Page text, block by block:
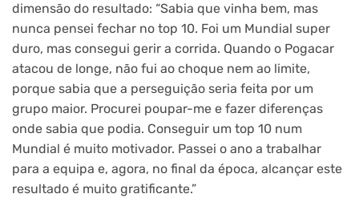
dimensão do resultado: “Sabia que vinha bem, mas
nunca pensei fechar no top 10. Foi um Mundial super
duro, mas consegui gerir a corrida. Quando o Pogacar
atacou de longe, não fui ao choque nem ao limite,
porque sabia que a perseguição seria feita por um
grupo maior. Procurei poupar-me e fazer diferenças
onde sabia que podia. Conseguir um top 10 num
Mundial é muito motivador. Passei o ano a trabalhar
para a equipa e, agora, no final da época, alcançar este
resultado é muito gratificante.”